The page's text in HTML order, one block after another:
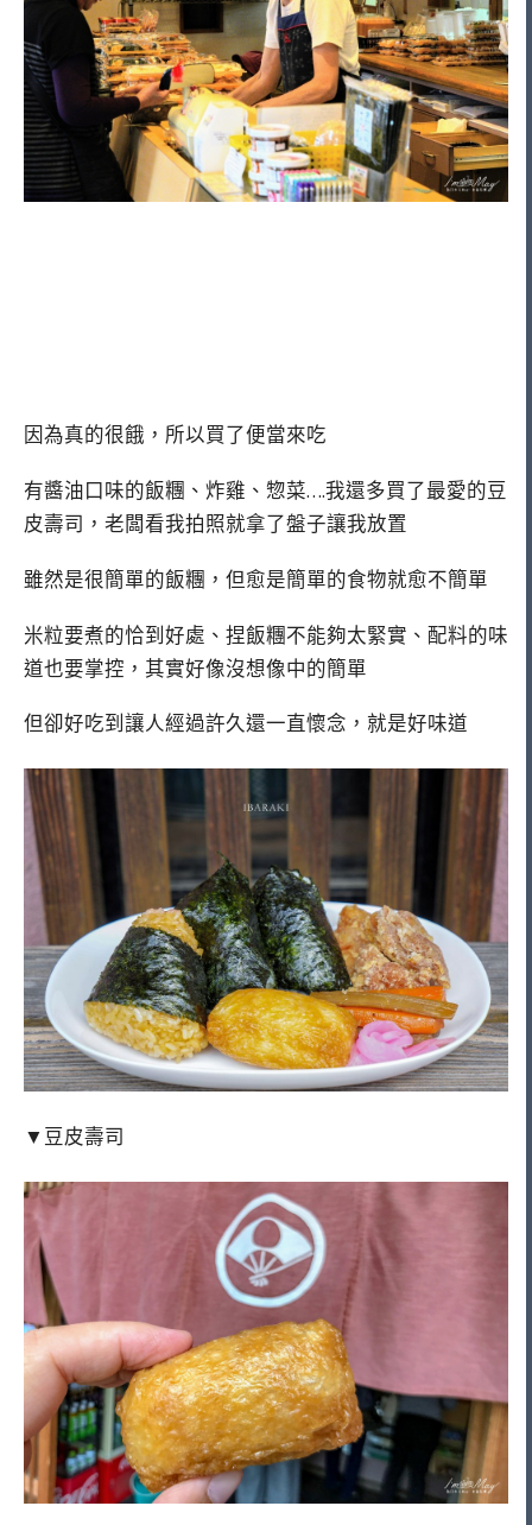
因為真的很餓，所以買了便當來吃
有醬油口味的飯糰、炸雞、惣菜….我還多買了最愛的豆
皮壽司，老闆看我拍照就拿了盤子讓我放置
雖然是很簡單的飯糰，但愈是簡單的食物就愈不簡單
米粒要煮的恰到好處、捏飯糰不能夠太緊實、配料的味
道也要掌控，其實好像沒想像中的簡單
但卻好吃到讓人經過許久還一直懷念，就是好味道
▼豆皮壽司